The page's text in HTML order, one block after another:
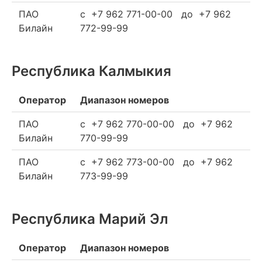
ПАО
Билайн
c +7 962 771-00-00 до +7 962
772-99-99
Республика Калмыкия
Оператор Диапазон номеров
ПАО
Билайн
c +7 962 770-00-00 до +7 962
770-99-99
ПАО
Билайн
c +7 962 773-00-00 до +7 962
773-99-99
Республика Марий Эл
Оператор Диапазон номеров